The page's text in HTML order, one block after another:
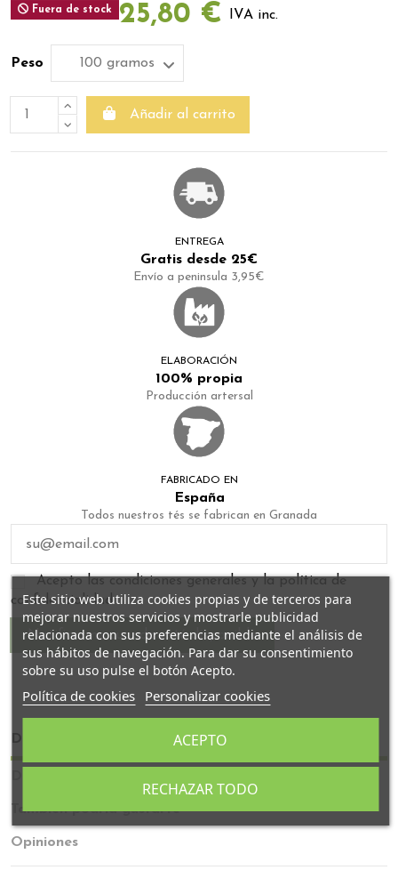
Fuera de stock 25,80 € IVA inc.
Peso
Añadir al carrito
ENTREGA
Gratis desde 25€
Envío a peninsula 3,95€
ELABORACIÓN
100% propia
Producción artersal
FABRICADO EN
España
Todos nuestros tés se fabrican en Granada
Acepto las condiciones generales y la política de
confidencialidad
Descripción
También podría gustarte
Opiniones
Este sitio web utiliza cookies propias y de terceros para
mejorar nuestros servicios y mostrarle publicidad
relacionada con sus preferencias mediante el análisis de
sus hábitos de navegación. Para dar su consentimiento
sobre su uso pulse el botón Acepto.
Política de cookies Personalizar cookies
RECHAZAR TODO
ACEPTO